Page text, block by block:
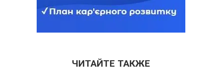
ЧИТАЙТЕ ТАКЖЕ